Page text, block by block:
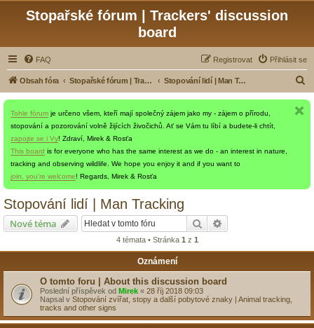
Stopařské fórum | Trackers' discussion
board
FAQ Přihlásit se
Registrovat
Obsah fóra Stopařské fórum | Trackers' discussion board Stopování lidí | Man Tracking
Tohle fórum je určeno všem, kteří mají společný zájem jako my - zájem o přírodu,
stopování a pozorování volně žijících živočichů. Ať se Vám tu líbí a budete-li chtít,
zapojte se i Vy! Zdraví, Mirek & Rosťa
This board is for everyone who has the same interest as we do - an interest in nature,
tracking and observing wildlife. We hope you enjoy it and if you want to
join, you're welcome! Regards, Mirek & Rosťa
Stopování lidí | Man Tracking
Nové téma Hledat
4 témata • Stránka 1 z 1
Oznámení
O tomto foru | About this discussion board
Poslední příspěvek od Mirek « 28 říj 2018 09:03
Napsal v Stopování zvířat, stopy a další pobytové znaky | Animal tracking,
tracks and other signs